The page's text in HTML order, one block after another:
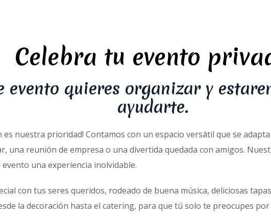
Celebra tu evento
evento quieres organizar y
ayudarte.
es nuestra prioridad! Contamos con un espacio versátil que se
una reunión de empresa o una divertida quedada con amigos.
una experiencia inolvidable.
con tus seres queridos, rodeado de buena música, deliciosas
la decoración hasta el catering, para que tú solo te preocupes